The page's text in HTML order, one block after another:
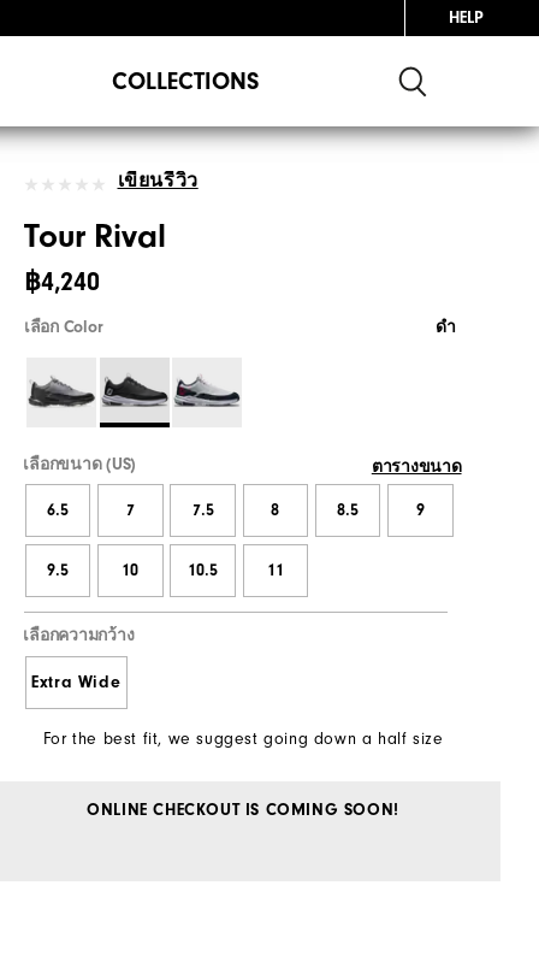
HELP
COLLECTIONS
เขียนรีวิว
Tour Rival
฿4,240
เลือก Color ดำ
เลือกขนาด (US) ตารางขนาด
6.5 7 7.5 8 8.5 9
9.5 10 10.5 11
เลือกความกว้าง
Extra Wide
For the best fit, we suggest going down a half size
ONLINE CHECKOUT IS COMING SOON!